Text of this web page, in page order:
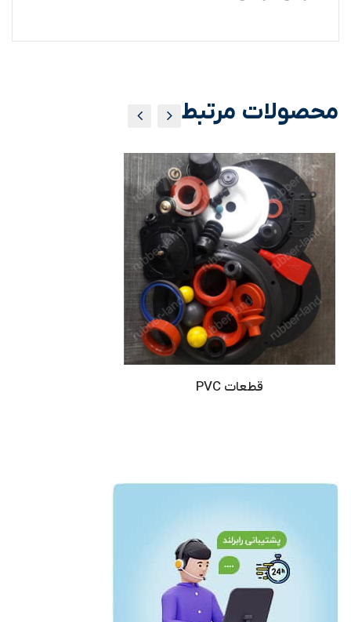
محصولات مرتبط
قطعات PVC